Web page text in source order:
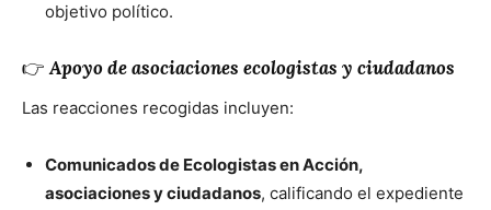
objetivo político.
👉Apoyo de asociaciones ecologistas y ciudadanos
Las reacciones recogidas incluyen:
Comunicados de Ecologistas en Acción,
asociaciones y ciudadanos, calificando el expediente